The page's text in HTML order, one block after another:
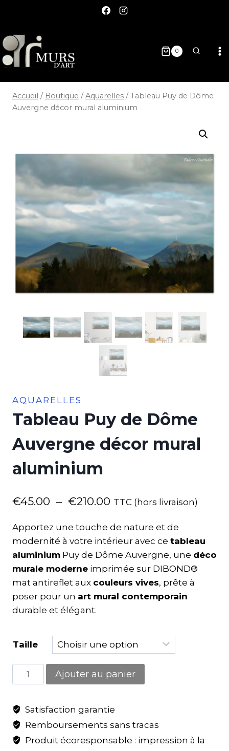
0
Accueil / Boutique / Aquarelles / Tableau Puy de Dôme
Auvergne décor mural aluminium
AQUARELLES
Tableau Puy de Dôme
Auvergne décor mural
aluminium
€45.00 – €210.00 TTC (hors livraison)
Apportez une touche de nature et de
modernité à votre intérieur avec ce tableau
aluminium Puy de Dôme Auvergne, une déco
murale moderne imprimée sur DIBOND®
mat antireflet aux couleurs vives, prête à
poser pour un art mural contemporain
durable et élégant.
Taille
Ajouter au panier
Satisfaction garantie
Remboursements sans tracas
Produit écoresponsable : impression à la